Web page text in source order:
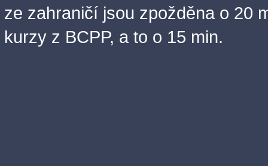
ze zahraničí jsou zpožděna o 20
kurzy z BCPP, a to o 15 min.